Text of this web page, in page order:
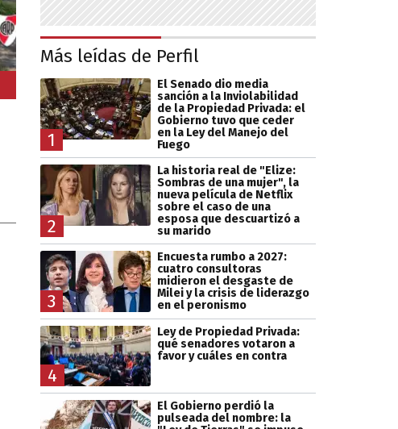
Más leídas de Perfil
1
El Senado dio media
sanción a la Inviolabilidad
de la Propiedad Privada: el
Gobierno tuvo que ceder
en la Ley del Manejo del
Fuego
2
La historia real de "Elize:
Sombras de una mujer", la
nueva película de Netflix
sobre el caso de una
esposa que descuartizó a
su marido
3
Encuesta rumbo a 2027:
cuatro consultoras
midieron el desgaste de
Milei y la crisis de liderazgo
en el peronismo
4
Ley de Propiedad Privada:
qué senadores votaron a
favor y cuáles en contra
El Gobierno perdió la
pulseada del nombre: la